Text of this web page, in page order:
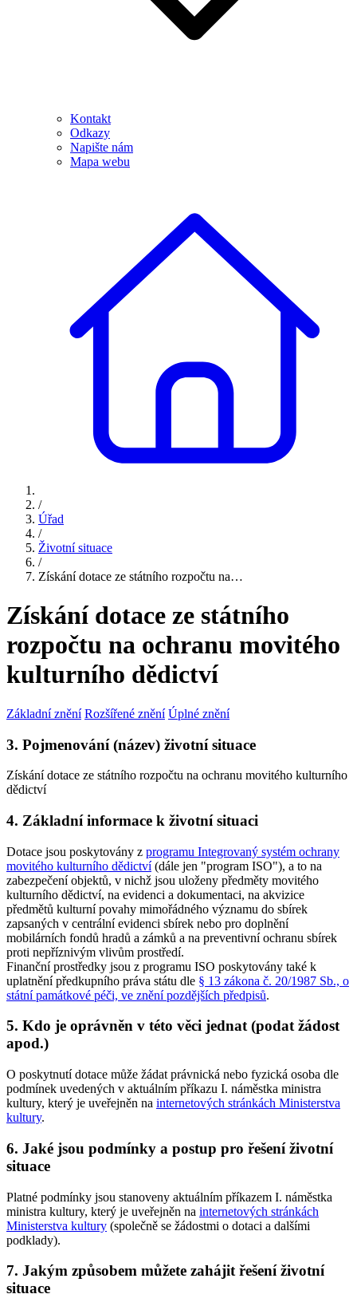
Kontakt
Odkazy
Napište nám
Mapa webu
/
Úřad
/
Životní situace
/
Získání dotace ze státního rozpočtu na…
Získání dotace ze státního
rozpočtu na ochranu movitého
kulturního dědictví
Základní znění Rozšířené znění Úplné znění
3. Pojmenování (název) životní situace
Získání dotace ze státního rozpočtu na ochranu movitého kulturního
dědictví
4. Základní informace k životní situaci
Dotace jsou poskytovány z programu Integrovaný systém ochrany
movitého kulturního dědictví(dále jen "program ISO"), a to na
zabezpečení objektů, v nichž jsou uloženy předměty movitého
kulturního dědictví, na evidenci a dokumentaci, na akvizice
předmětů kulturní povahy mimořádného významu do sbírek
zapsaných v centrální evidenci sbírek nebo pro doplnění
mobilárních fondů hradů a zámků a na preventivní ochranu sbírek
proti nepříznivým vlivům prostředí.
Finanční prostředky jsou z programu ISO poskytovány také k
uplatnění předkupního práva státu dle § 13 zákona č. 20/1987 Sb., o
státní památkové péči, ve znění pozdějších předpisů.
5. Kdo je oprávněn v této věci jednat (podat žádost
apod.)
O poskytnutí dotace může žádat právnická nebo fyzická osoba dle
podmínek uvedených v aktuálním příkazu I. náměstka ministra
kultury, který je uveřejněn na internetových stránkách Ministerstva
kultury.
6. Jaké jsou podmínky a postup pro řešení životní
situace
Platné podmínky jsou stanoveny aktuálním příkazem I. náměstka
ministra kultury, který je uveřejněn na internetových stránkách
Ministerstva kultury (společně se žádostmi o dotaci a dalšími
podklady).
7. Jakým způsobem můžete zahájit řešení životní
situace